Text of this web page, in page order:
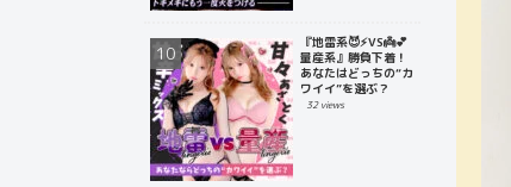
『地雷系😈⚡️VS👼💕
量産系』勝負下着！
あなたはどっちの“カ
ワイイ”を選ぶ？
32 views